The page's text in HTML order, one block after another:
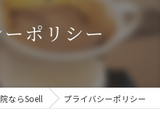
ポリシー
ならSoell プライバシーポリシー